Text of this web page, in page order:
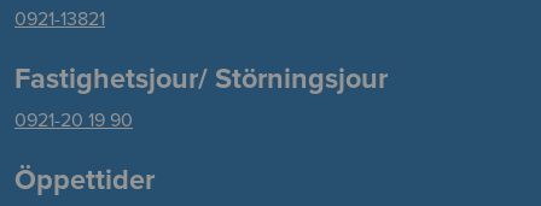
0921-13821
Fastighetsjour/ Störningsjour
0921-20 19 90
Öppettider